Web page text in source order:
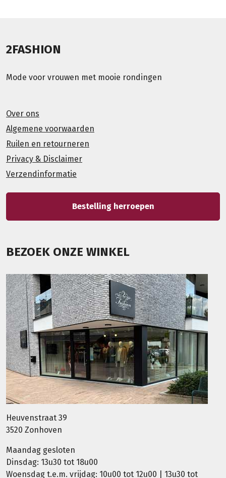
2FASHION
Mode voor vrouwen met mooie rondingen
Over ons
Algemene voorwaarden
Ruilen en retourneren
Privacy & Disclaimer
Verzendinformatie
Bestelling herroepen
BEZOEK ONZE WINKEL
Heuvenstraat 39
3520 Zonhoven
Maandag gesloten
Dinsdag: 13u30 tot 18u00
Woensdag t.e.m. vrijdag: 10u00 tot 12u00 | 13u30 tot